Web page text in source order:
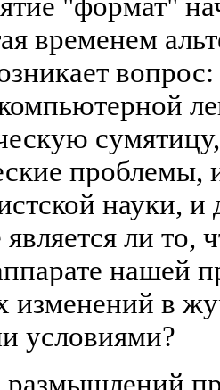
"формат"
временем
вопрос:
науки, и
ли то,
нашей
изменений в
условиями?